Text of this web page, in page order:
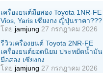
เครื่องยนต์มือสอง Toyota 1NR-FE ,
Vios, Yaris เซียงกง ญี่ปุ่นราคา???
โดย jamjung 27 กรกฎาคม 2026
รีวิวเครื่องยนต์ Toyota 2NR-FE
เครื่องยนต์ยอดนิยม ประหยัดน้ำมัน
มือสอง เซียงกง
โดย jamjung 27 กรกฎาคม 2026